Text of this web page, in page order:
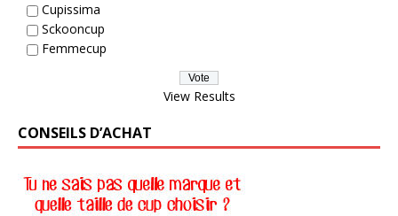
Cupissima
Sckooncup
Femmecup
View Results
CONSEILS D’ACHAT